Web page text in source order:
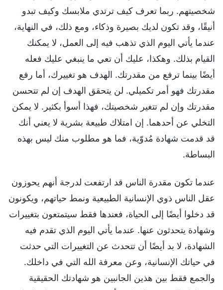
شخصيتهم. ربما تعرف كيف ترتدي ملابسك وكيف تبدو
أنيقًا، وقد تكون لديك بصيرة وذكاء، ومع ذلك، في النهاية،
عندما يأتي اليوم الذي تذهب فيه إلى العمل، لا يمكنك
القيام بذلك. وهكذا، عليك أن تعي ما ينبغي عليك فعله
أيضًا بينما ترفع من مقدرتك. الهدف هو تغييرك، أما رفع
مقدرتك فهو أمر تكميلي. لن يتحقق الهدف إن لم تتحسن
مقدرتك وإن لم تتغير شخصيتك، فهذا أسوأ بكثير. لا يمكن
التخلي عن أحدهما. إن امتلاك طبيعة بشرية لا يعني أنك
قد قدمت شهادة مُدوّية، فما هو مطلوب منك ليس بهذه
البساطة.
عندما تكون مقدرة الناس قد ارتفعت لدرجة أنهم يحوزون
عقل الناس ذوي الإنسانية الطبيعية ونمط حياتهم، ويكونون
قد دخلوا أيضًا إلى الحياة، فعندها فقط سيتمتعون بتغييرات
وشهادة يتحدثون عنها. عندما يأتي اليوم الذي تقدم فيه
الشهادة، لا بد أيضًا أن تتحدث عن التغييرات التي حدثت
في حياتك الإنسانية، وعن معرفة الله التي في داخلك.
والجمع فقط بين هذين الجانبين هو شهادتك الحقيقية